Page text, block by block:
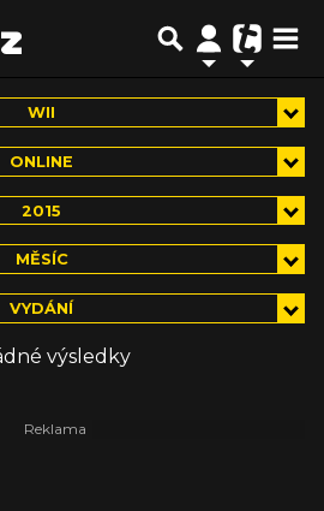
WII
ONLINE
2015
MĚSÍC
VYDÁNÍ
výsledky